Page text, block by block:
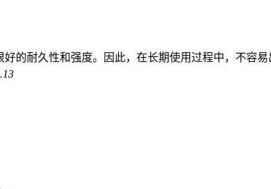
的耐久性和强度。因此，在长期使用过程中，不容